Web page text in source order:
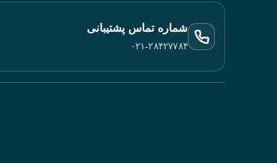
شماره تماس پشتیبانی
۰۲۱-۲۸۴۲۷۷۸۴